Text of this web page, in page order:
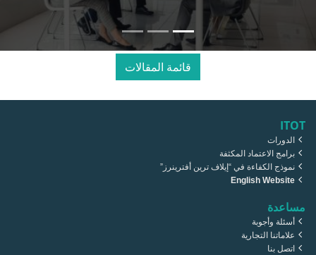
قائمة المقالات
ITOT
الدورات
برامج الاعتماد المكثفة
نموذج الكفاءة في “إيلاف ترين أفترينرز”
English Website
مساعدة
أسئلة وأجوبة
علاماتنا التجارية
اتصل بنا